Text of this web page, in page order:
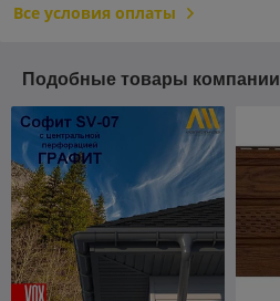
Все условия оплаты
Подобные товары компании